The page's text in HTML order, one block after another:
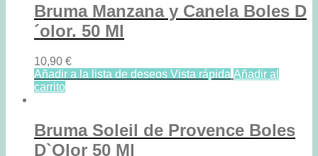
Bruma Manzana y Canela Boles D
´olor. 50 Ml
10,90 €
Añadir a la lista de deseos Vista rápida Añadir al
carrito
Bruma Soleil de Provence Boles
D`Olor 50 Ml